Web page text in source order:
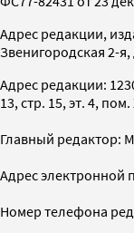
Адрес редакции,
Звенигородская 2-я,
Адрес редакции:
13, стр. 15, эт. 4, пом.
Главный редактор:
Адрес электронной
Номер телефона